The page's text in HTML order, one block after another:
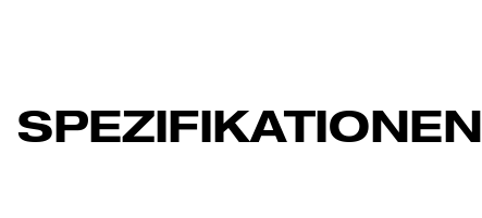
SPEZIFIKATIONEN